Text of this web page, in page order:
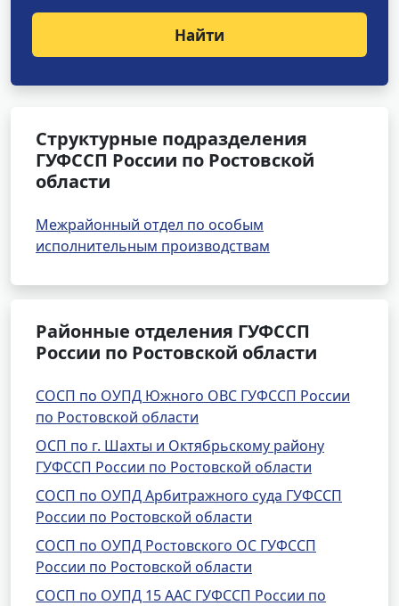
Найти
Структурные подразделения
ГУФССП России по Ростовской
области
Межрайонный отдел по особым
исполнительным производствам
Районные отделения ГУФССП
России по Ростовской области
СОСП по ОУПД Южного ОВС ГУФССП России
по Ростовской области
ОСП по г. Шахты и Октябрьскому району
ГУФССП России по Ростовской области
СОСП по ОУПД Арбитражного суда ГУФССП
России по Ростовской области
СОСП по ОУПД Ростовского ОС ГУФССП
России по Ростовской области
СОСП по ОУПД 15 ААС ГУФССП России по